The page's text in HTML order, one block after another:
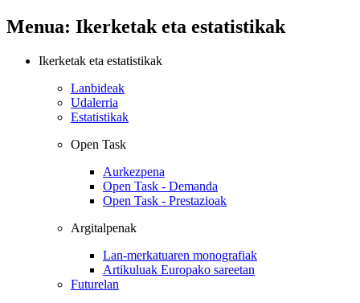
Menua: Ikerketak eta estatistikak
Ikerketak eta estatistikak
Lanbideak
Udalerria
Estatistikak
Open Task
Aurkezpena
Open Task - Demanda
Open Task - Prestazioak
Argitalpenak
Lan-merkatuaren monografiak
Artikuluak Europako sareetan
Futurelan